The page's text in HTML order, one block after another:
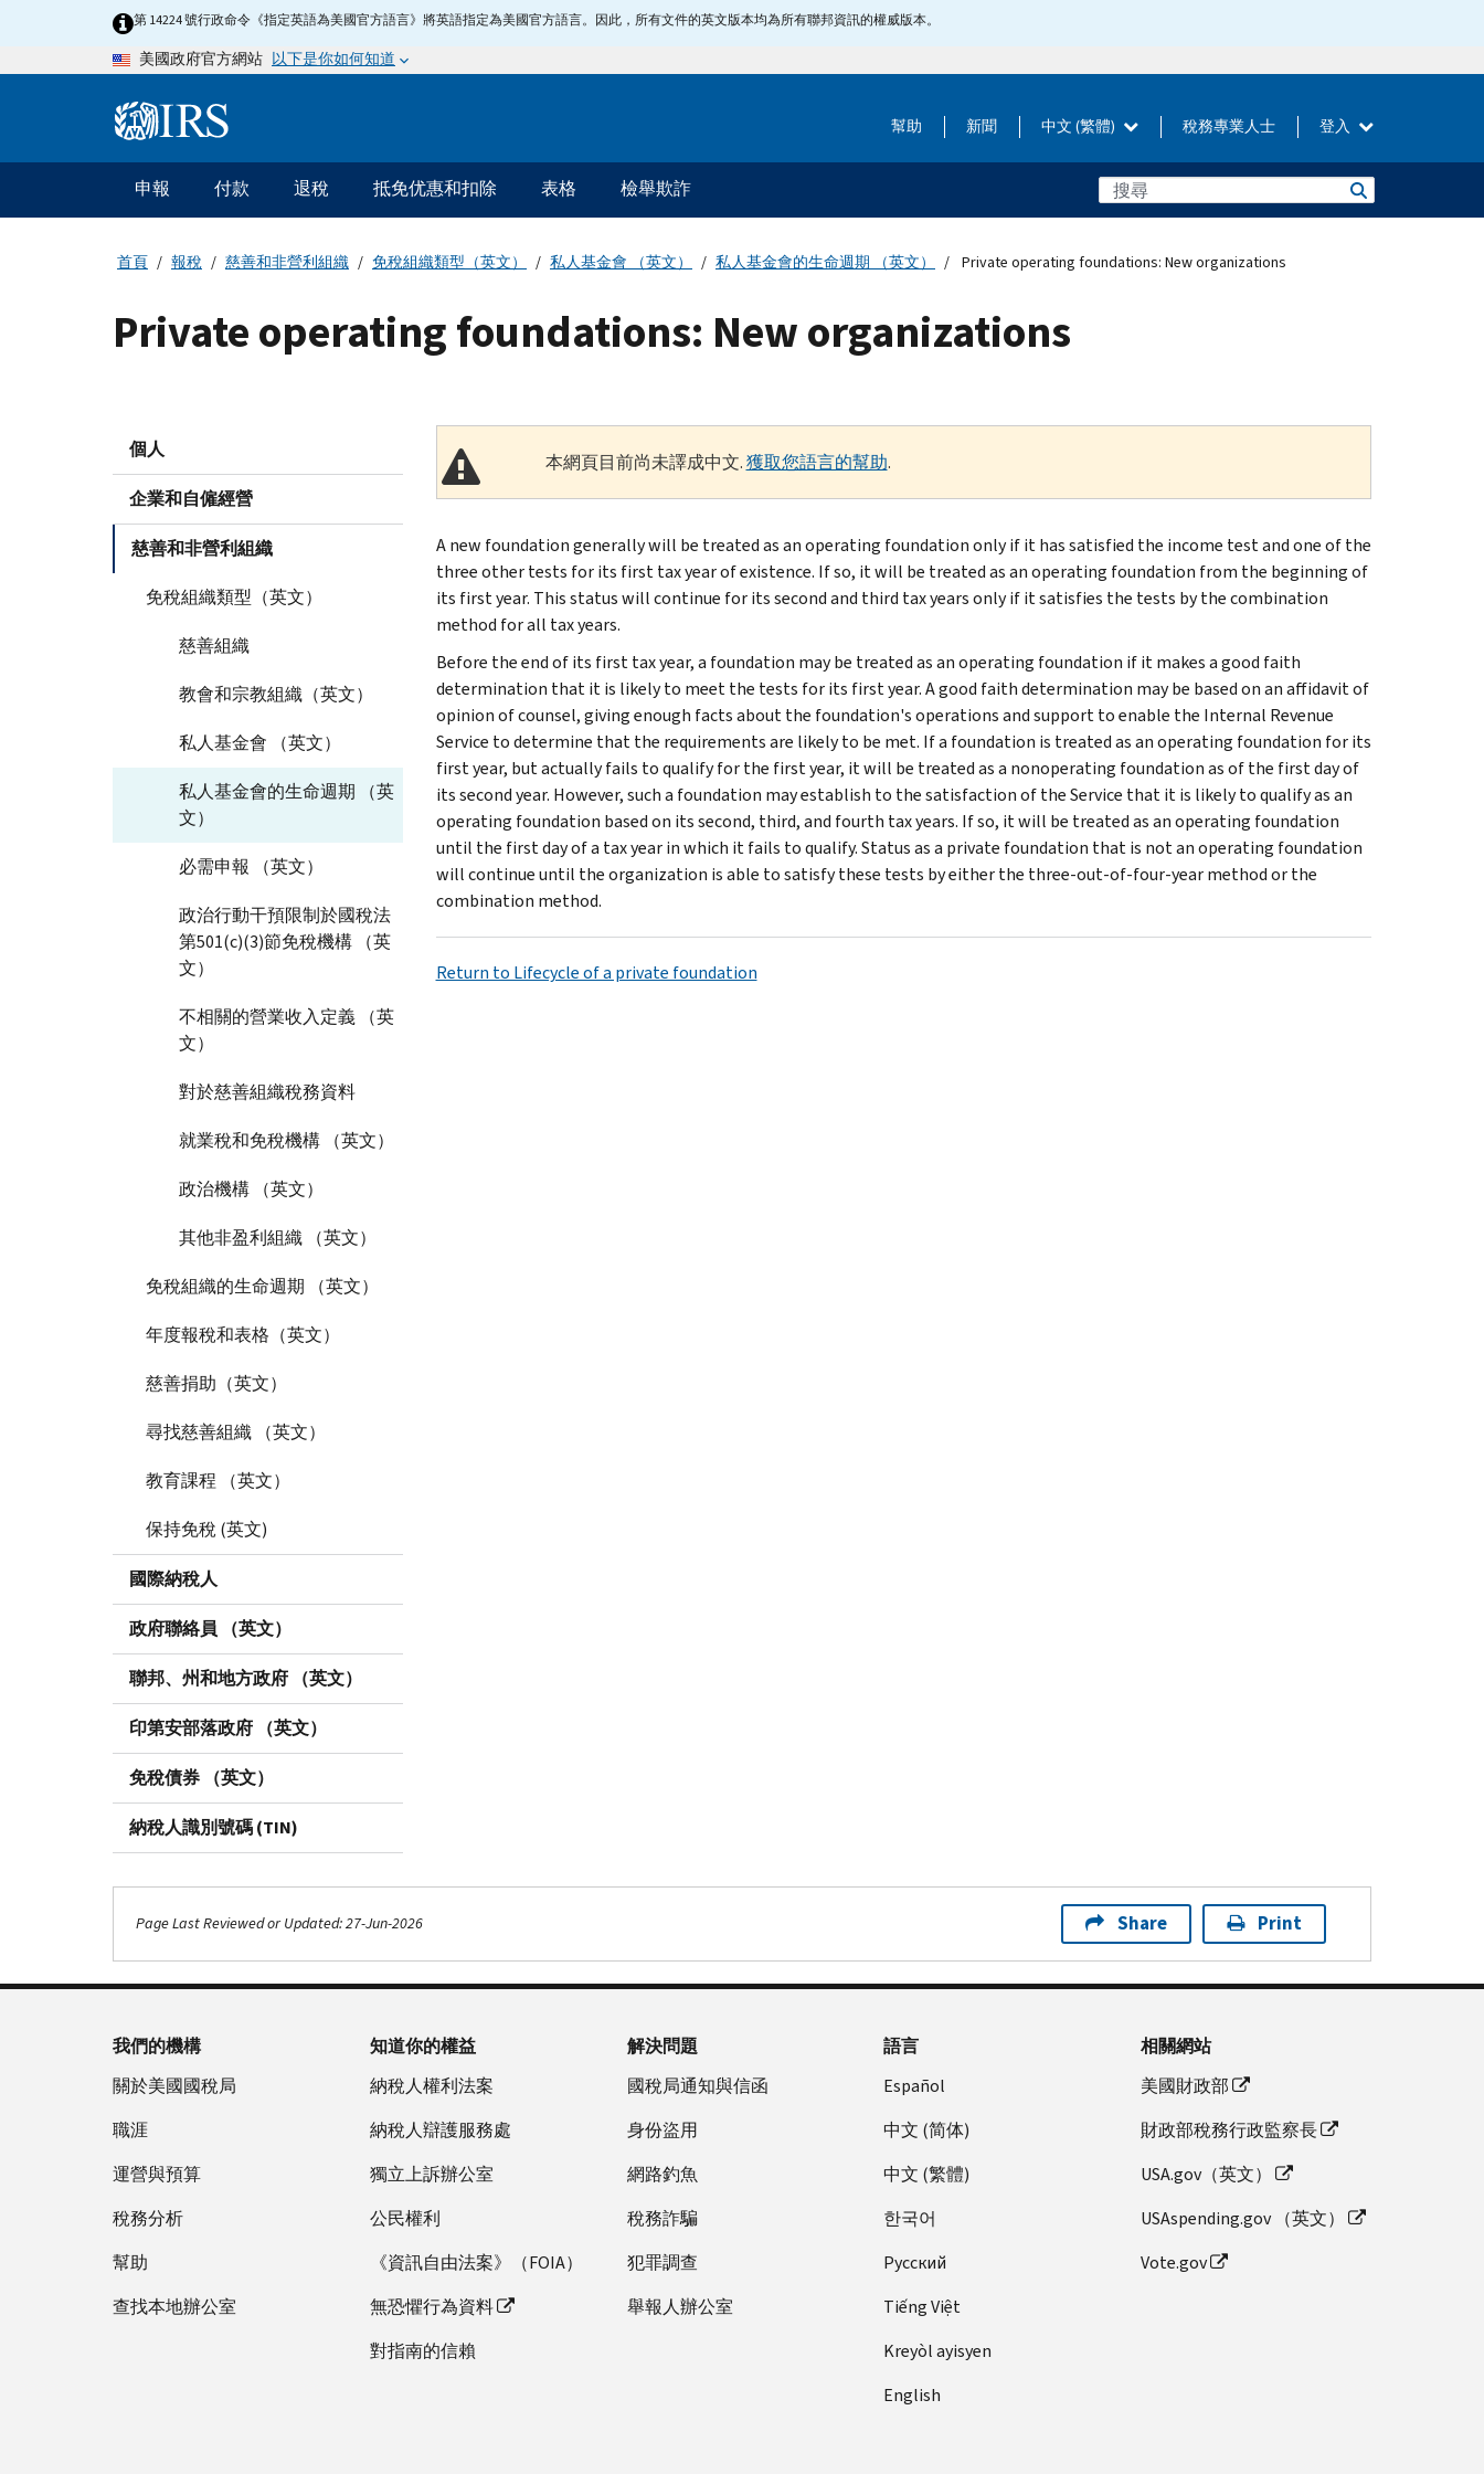
第 14224 號行政命令《指定英語為美國官方語言》將英語指定為美國官方語言。因此，所有文件的英文版本均為所有聯邦資訊的權威版本。
美國政府官方網站 以下是你如何知道
Information 幫助 新聞 中文 (繁體) 稅務專業人士 登入
主
要
導
申報 付款 退稅 抵免优惠和扣除 表格 檢舉欺詐
首頁 報稅 慈善和非營利組織 免稅組織類型（英文） 私人基金會 （英文） 私人基金會的生命週期 （英文） Private operating foundations: New organizations
Private operating foundations: New organizations
個人
企業和自僱經營
慈善和非營利組織
免稅組織類型（英文）
慈善組織
教會和宗教組織（英文）
私人基金會 （英文）
私人基金會的生命週期 （英
文）
必需申報 （英文）
政治行動干預限制於國稅法
第501(c)(3)節免稅機構 （英
文）
不相關的營業收入定義 （英
文）
對於慈善組織稅務資料
就業稅和免稅機構 （英文）
政治機構 （英文）
其他非盈利組織 （英文）
免稅組織的生命週期 （英文）
年度報稅和表格（英文）
慈善捐助（英文）
尋找慈善組織 （英文）
教育課程 （英文）
保持免稅 (英文)
國際納稅人
政府聯絡員 （英文）
聯邦、州和地方政府 （英文）
印第安部落政府 （英文）
免稅債券 （英文）
納稅人識別號碼 (TIN)
本網頁目前尚未譯成中文.獲取您語言的幫助.
A new foun­dation generally will be treated as an operating foundation only if it has satisfied the income test and one of the
three other tests for its first tax year of existence. If so, it will be treated as an operating foundation from the beginning of
its first year. This status will continue for its second and third tax years only if it satisfies the tests by the combination
method for all tax years.
Before the end of its first tax year, a founda­tion may be treated as an operating foundation if it makes a good faith
determination that it is likely to meet the tests for its first year. A good faith determination may be based on an affidavit of
opinion of counsel, giving enough facts about the foundation's operations and support to enable the Internal Revenue
Service to determine that the requirements are likely to be met. If a foundation is treated as an operating foundation for its
first year, but actually fails to qualify for the first year, it will be treated as a nonoperating foundation as of the first day of
its second year. However, such a foundation may establish to the satisfaction of the Service that it is likely to qualify as an
operating foundation based on its second, third, and fourth tax years. If so, it will be treated as an operating foundation
until the first day of a tax year in which it fails to qualify. Status as a private foundation that is not an operating foundation
will continue until the organization is able to satisfy these tests by either the three-out-of-four-year method or the
combi­nation method.
Return to Lifecycle of a private foundation
Page Last Reviewed or Updated: 27-Jun-2026 Share Print
我們的機構
關於美國國稅局
職涯
運營與預算
稅務分析
幫助
查找本地辦公室
知道你的權益
納稅人權利法案
納稅人辯護服務處
獨立上訴辦公室
公民權利
《資訊自由法案》（FOIA）
無恐懼行為資料
對指南的信賴
解決問題
國稅局通知與信函
身份盜用
網路釣魚
稅務詐騙
犯罪調查
舉報人辦公室
語言
Español
中文 (简体)
中文 (繁體)
한국어
Pусский
Tiếng Việt
Kreyòl ayisyen
English
相關網站
美國財政部
財政部稅務行政監察長
USA.gov（英文）
USAspending.gov （英文）
Vote.gov